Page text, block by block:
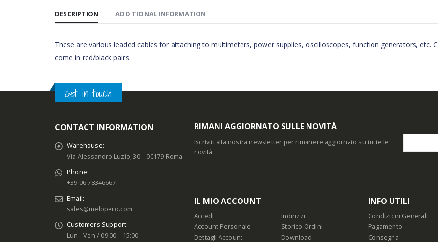
DESCRIPTION ADDITIONAL INFORMATION
These are various leaded cables for attaching to multimeters, power supplies, oscilloscopes, function generators, etc.
come in red/black pairs.
Get in touch
CONTACT INFORMATION
Warehouse:
Via Alessandro Luzio, 30 – 00179 Roma
Phone:
+39 06 78346667
Email:
sales@melopero.com
Customers Support:
Lun - Ven / 09:00 – 15:00
RIMANI AGGIORNATO SULLE NOVITÀ
Iscriviti alla nostra newsletter per rimanere aggiornato su tutte le
novità.
IL MIO ACCOUNT
Accedi
Account Personale
Dettagli Account
Indirizzi
Storico Ordini
Download
INFO UTILI
Condizioni Generali
Pagamento
Consegna